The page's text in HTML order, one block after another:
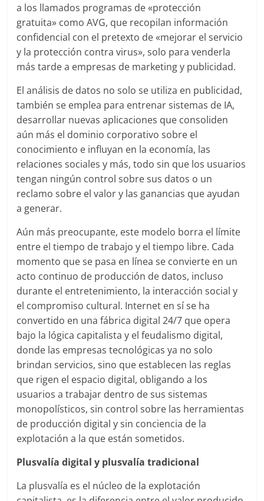
a los llamados programas de «protección
gratuita» como AVG, que recopilan información
confidencial con el pretexto de «mejorar el servicio
y la protección contra virus», solo para venderla
más tarde a empresas de marketing y publicidad.
El análisis de datos no solo se utiliza en publicidad,
también se emplea para entrenar sistemas de IA,
desarrollar nuevas aplicaciones que consoliden
aún más el dominio corporativo sobre el
conocimiento e influyan en la economía, las
relaciones sociales y más, todo sin que los usuarios
tengan ningún control sobre sus datos o un
reclamo sobre el valor y las ganancias que ayudan
a generar.
Aún más preocupante, este modelo borra el límite
entre el tiempo de trabajo y el tiempo libre. Cada
momento que se pasa en línea se convierte en un
acto continuo de producción de datos, incluso
durante el entretenimiento, la interacción social y
el compromiso cultural. Internet en sí se ha
convertido en una fábrica digital 24/7 que opera
bajo la lógica capitalista y el feudalismo digital,
donde las empresas tecnológicas ya no solo
brindan servicios, sino que establecen las reglas
que rigen el espacio digital, obligando a los
usuarios a trabajar dentro de sus sistemas
monopolísticos, sin control sobre las herramientas
de producción digital y sin conciencia de la
explotación a la que están sometidos.
Plusvalía digital y plusvalía tradicional
La plusvalía es el núcleo de la explotación